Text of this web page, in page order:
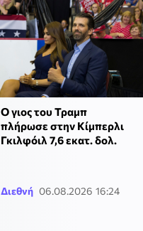
Ο γιος του Τραμπ
πλήρωσε στην Κίμπερλι
Γκιλφόιλ 7,6 εκατ. δολ.
Διεθνή 06.08.2026 16:24